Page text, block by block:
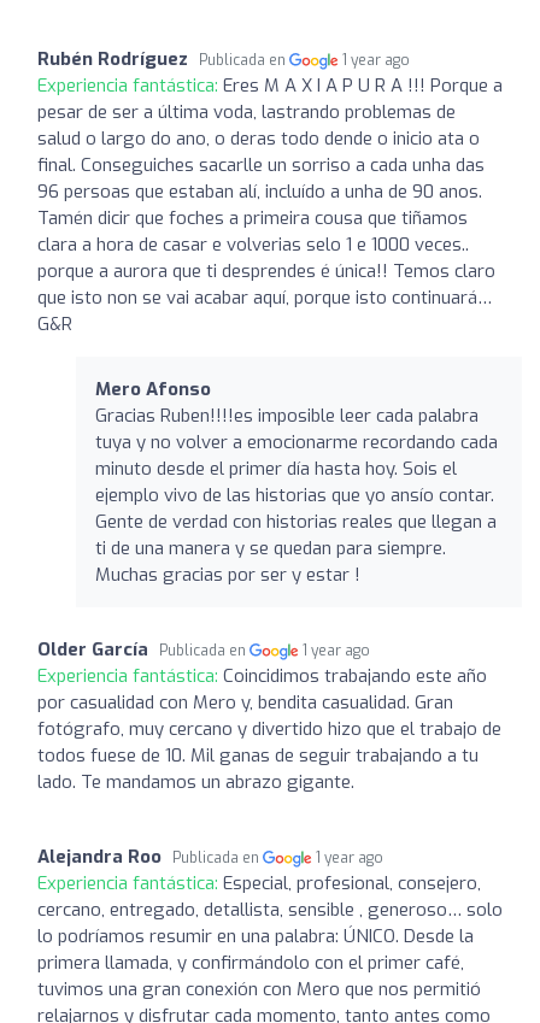
Rubén Rodríguez Publicada en 1 year ago
Experiencia fantástica: Eres M A X I A P U R A !!! Porque a
pesar de ser a última voda, lastrando problemas de
salud o largo do ano, o deras todo dende o inicio ata o
final. Conseguiches sacarlle un sorriso a cada unha das
96 persoas que estaban alí, incluído a unha de 90 anos.
Tamén dicir que foches a primeira cousa que tiñamos
clara a hora de casar e volverias selo 1 e 1000 veces..
porque a aurora que ti desprendes é única!! Temos claro
que isto non se vai acabar aquí, porque isto continuará…
G&R
Mero Afonso
Gracias Ruben!!!!es imposible leer cada palabra
tuya y no volver a emocionarme recordando cada
minuto desde el primer día hasta hoy. Sois el
ejemplo vivo de las historias que yo ansío contar.
Gente de verdad con historias reales que llegan a
ti de una manera y se quedan para siempre.
Muchas gracias por ser y estar !
Older García Publicada en 1 year ago
Experiencia fantástica: Coincidimos trabajando este año
por casualidad con Mero y, bendita casualidad. Gran
fotógrafo, muy cercano y divertido hizo que el trabajo de
todos fuese de 10. Mil ganas de seguir trabajando a tu
lado. Te mandamos un abrazo gigante.
Alejandra Roo Publicada en 1 year ago
Experiencia fantástica: Especial, profesional, consejero,
cercano, entregado, detallista, sensible , generoso… solo
lo podríamos resumir en una palabra: ÚNICO. Desde la
primera llamada, y confirmándolo con el primer café,
tuvimos una gran conexión con Mero que nos permitió
relajarnos y disfrutar cada momento, tanto antes como